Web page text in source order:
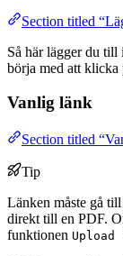
Section titled
Så här lägger du
börja med att klicka
Vanlig länk
Section titled
Tip
Länken måste gå
direkt till en PDF.
funktionen